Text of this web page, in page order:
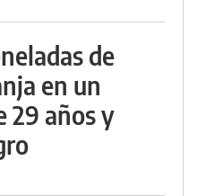
de
en un
29 años y